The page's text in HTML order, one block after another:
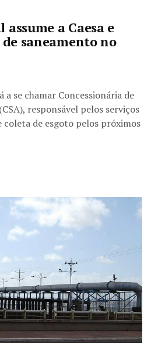
a Caesa e
saneamento no
a se chamar Concessionária de
responsável pelos serviços
coleta de esgoto pelos próximos